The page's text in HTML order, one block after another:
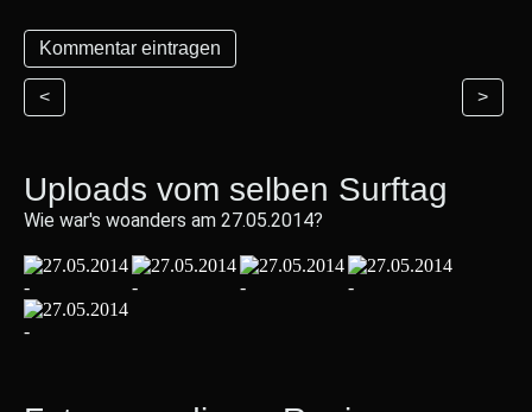
< >
Uploads vom selben Surftag
Wie war's woanders am 27.05.2014?